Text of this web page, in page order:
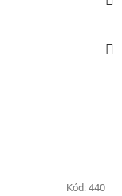
Kód: 440